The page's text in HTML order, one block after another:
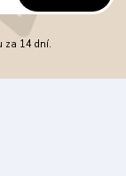
za 14 dní.